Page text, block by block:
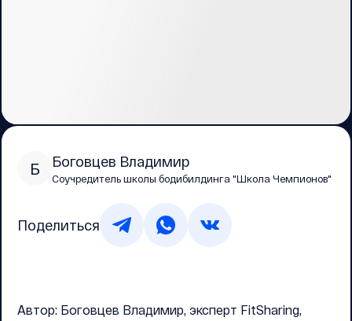
Б Боговцев Владимир
Соучредитель школы бодибилдинга "Школа Чемпионов"
Автор: Боговцев Владимир, эксперт FitSharing,
Поделиться